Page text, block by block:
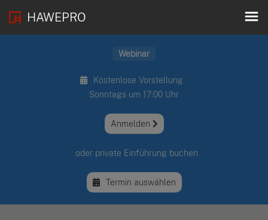
HAWEPRO
Webinar
Kostenlose Vorstellung ·
Sonntags um 17:00 Uhr
Anmelden
oder private Einführung buchen
Termin auswählen